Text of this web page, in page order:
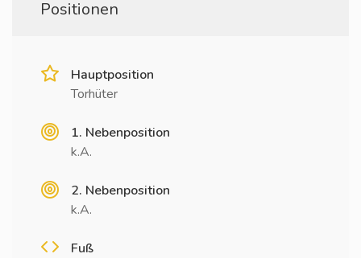
Positionen
Hauptposition
Torhüter
1. Nebenposition
k.A.
2. Nebenposition
k.A.
Fuß